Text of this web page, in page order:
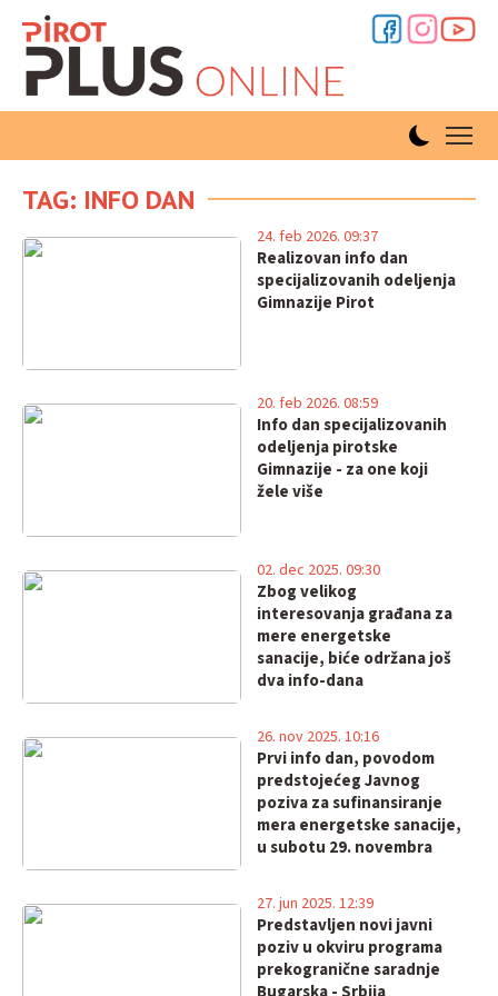
TAG: INFO DAN
Realizovan info dan
specijalizovanih odeljenja
Gimnazije Pirot
24. feb 2026. 09:37
Info dan specijalizovanih
odeljenja pirotske
Gimnazije - za one koji
žele više
20. feb 2026. 08:59
Zbog velikog
interesovanja građana za
mere energetske
sanacije, biće održana još
dva info-dana
02. dec 2025. 09:30
Prvi info dan, povodom
predstojećeg Javnog
poziva za sufinansiranje
mera energetske sanacije,
u subotu 29. novembra
26. nov 2025. 10:16
Predstavljen novi javni
poziv u okviru programa
prekogranične saradnje
27. jun 2025. 12:39